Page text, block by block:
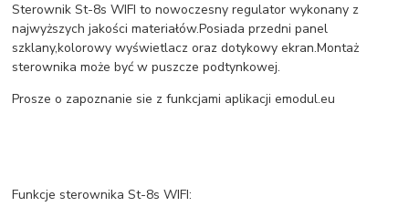
Sterownik St-8s WIFI to nowoczesny regulator wykonany z
najwyższych jakości materiałów.Posiada przedni panel
szklany,kolorowy wyświetlacz oraz dotykowy ekran.Montaż
sterownika może być w puszcze podtynkowej.
Prosze o zapoznanie sie z funkcjami aplikacji emodul.eu
Funkcje sterownika St-8s WIFI: